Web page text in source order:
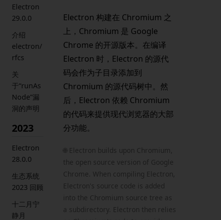
Electron
29.0.0
介绍
electron/
rfcs
关
于“runAs
Node”漏
洞的声明
2023
Electron
28.0.0
生态系统
2023 回顾
十二月宁
静月
Electron 构建在 Chromium 之
上，Chromium 是 Google
Chrome 的开源版本。在编译
Electron 时，Electron 的源代
码会作为子目录添加到
Chromium 的源代码树中。然
后，Electron 依赖 Chromium
的代码来提供现代浏览器的大部
分功能。
🌐 Electron builds upon Chromium,
the open source version of Google
Chrome. When compiling Electron,
Electron's source code is added
into the Chromium source tree as
a subdirectory. Electron then relies